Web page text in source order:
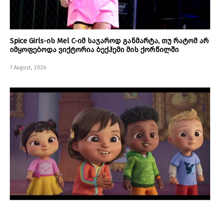
Spice Girls-ის Mel C-იმ საჯაროდ განმარტა, თუ რატომ არ
იმყოფებოდა ვიქტორია ბექჰემი მის ქორწილში
7 August, 2026